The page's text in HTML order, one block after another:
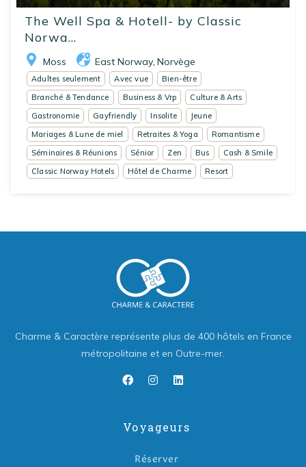
The Well Spa & Hotell- by Classic
Norwa...
Moss East Norway Norvège
Adultes seulement Avec vue
Bien-être
Branché & Tendance
Business & Vrp
Culture & Arts
Gastronomie
Gayfriendly Insolite
Jeune
Mariages & Lune de miel
Retraites & Yoga
Romantisme
Séminaires & Réunions
Sénior Zen Bus
Cash & Smile
Classic Norway Hotels
Hôtel de Charme Resort
Charme & Caractère représente plus de 400 hôtels en France
métropolitaine et en Outre-mer.
Voyageurs
Réserver